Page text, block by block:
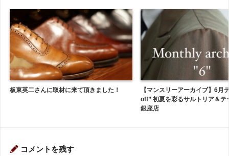
板東英二さんに取材に来て頂きました！
【マンスリーアーカイブ】6月
off” 初夏を彩るサルトリア＆テ
銀座店
コメントを残す